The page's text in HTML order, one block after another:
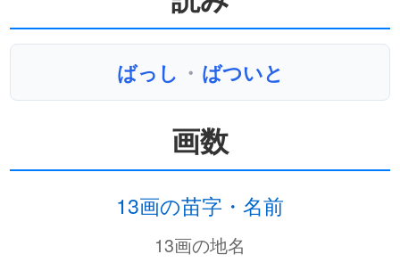
ばっし ・ ばついと
画数
13画の苗字・名前
13画の地名